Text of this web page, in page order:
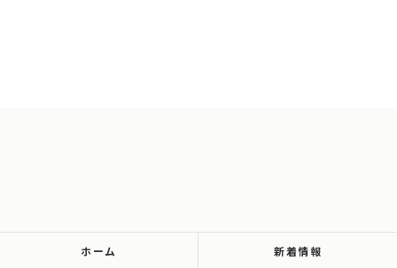
ホーム 新着情報